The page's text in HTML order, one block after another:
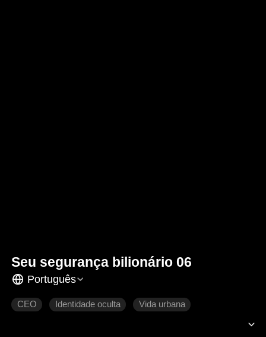
Seu segurança bilionário 06
Português
CEO Identidade oculta Vida urbana